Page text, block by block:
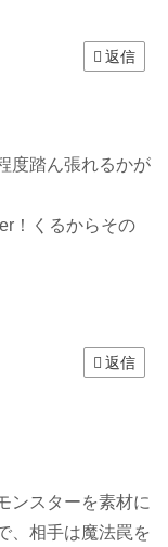
返信
度踏ん張れるかが
！くるからその
返信
ンスターを素材に
、相手は魔法罠を